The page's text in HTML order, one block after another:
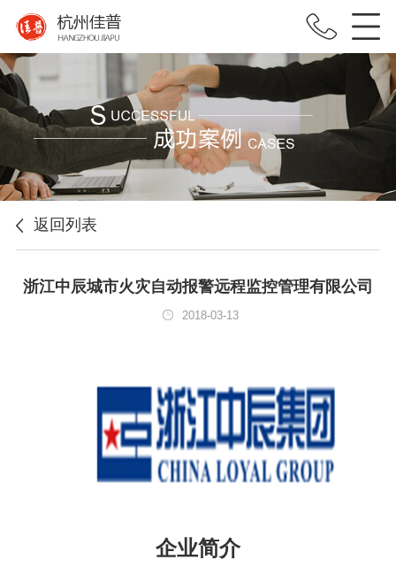
返回列表
浙江中辰城市火灾自动报警远程监控管理有限公司
2018-03-13
企业简介